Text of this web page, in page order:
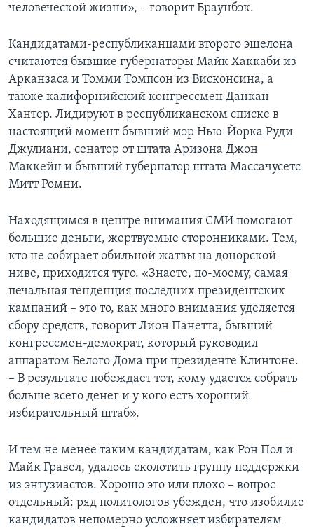
человеческой жизни», – говорит Браунбэк.
Кандидатами-республиканцами второго эшелона
считаются бывшие губернаторы Майк Хаккаби из
Арканзаса и Томми Томпсон из Висконсина, а
также калифорнийский конгрессмен Данкан
Хантер. Лидируют в республиканском списке в
настоящий момент бывший мэр Нью-Йорка Руди
Джулиани, сенатор от штата Аризона Джон
Маккейн и бывший губернатор штата Массачусетс
Митт Ромни.
Находящимся в центре внимания СМИ помогают
большие деньги, жертвуемые сторонниками. Тем,
кто не собирает обильной жатвы на донорской
ниве, приходится туго. «Знаете, по-моему, самая
печальная тенденция последних президентских
кампаний – это то, как много внимания уделяется
сбору средств, говорит Лион Панетта, бывший
конгрессмен-демократ, который руководил
аппаратом Белого Дома при президенте Клинтоне.
– В результате побеждает тот, кому удается собрать
больше всего денег и у кого есть хороший
избирательный штаб».
И тем не менее таким кандидатам, как Рон Пол и
Майк Гравел, удалось сколотить группу поддержки
из энтузиастов. Хорошо это или плохо – вопрос
отдельный: ряд политологов убежден, что изобилие
кандидатов непомерно усложняет избирателям